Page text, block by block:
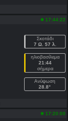
17:44:22
Σκοτάδι
7 Ω. 57 λ.
ηλιοβασίλεμα
21:44
σήμερα
Ανύψωση
28.8°
17:20:00